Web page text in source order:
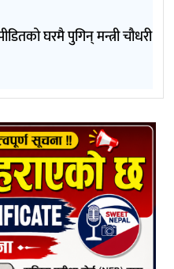
घरमै पुगिन् मन्त्री चौधरी